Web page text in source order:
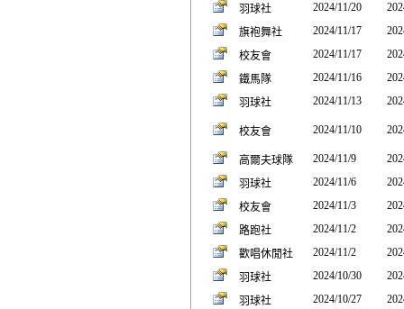
羽球社
2024/11/20
旗袍舞社
2024/11/17
校友會
2024/11/17
鐵馬隊
2024/11/16
羽球社
2024/11/13
校友會 2024/11/10
高爾夫球隊 2024/11/9
羽球社
2024/11/6
校友會
2024/11/3
路跑社
2024/11/2
歡唱休閒社
2024/11/2
羽球社
2024/10/30
羽球社
2024/10/27